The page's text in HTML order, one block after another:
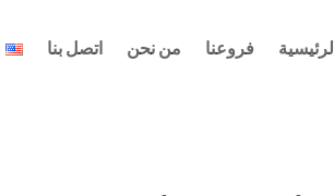
الرئيسية فروعنا من نحن اتصل بنا